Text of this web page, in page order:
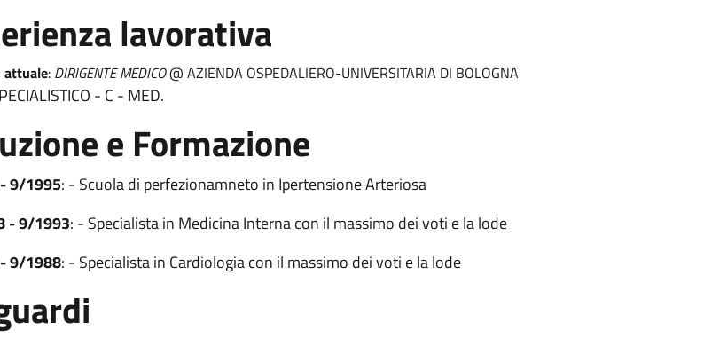
lavorativa
: DIRIGENTE MEDICO@ AZIENDA OSPEDALIERO-UNIVERSITARIA DI BOLOGNA
- C - MED.
e Formazione
9/1995: - Scuola di perfezionamneto in Ipertensione Arteriosa
- 9/1993: - Specialista in Medicina Interna con il massimo dei voti e la lode
9/1988: - Specialista in Cardiologia con il massimo dei voti e la lode